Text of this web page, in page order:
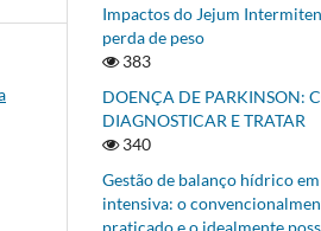
Impactos do Jejum
perda de peso
383
DOENÇA DE PARKINSON:
DIAGNOSTICAR E TRATAR
340
Gestão de balanço hídrico
intensiva: o
praticado e o idealmente